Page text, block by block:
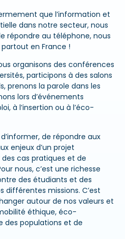
que l’information et
dans notre secteur, nous
répondre au téléphone, nous
en France !
organisons des conférences
participons à des salons
prenons la parole dans les
lors d’événements
à l’insertion ou à l’éco-
de répondre aux
enjeux d’un projet
cas pratiques et de
nous, c’est une richesse
des étudiants et des
différentes missions. C’est
autour de nos valeurs et
éthique, éco-
des populations et de